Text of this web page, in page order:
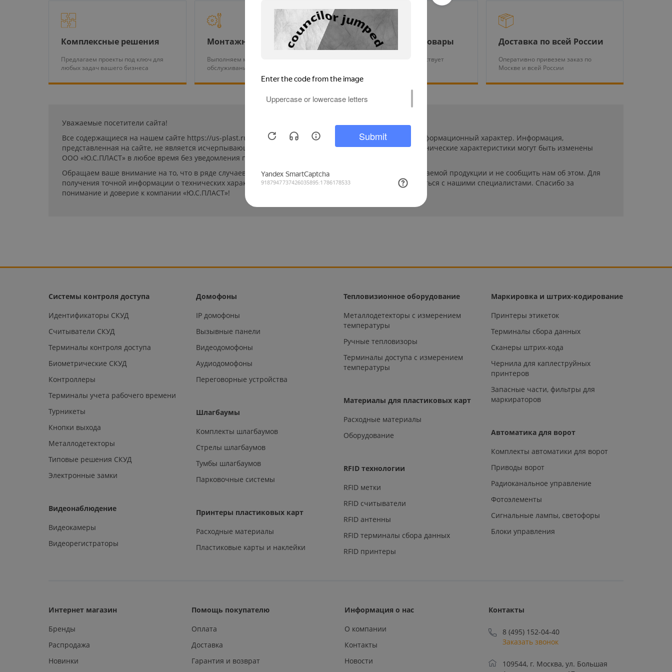
Комплексные решения
Предлагаем проекты под ключ для
любых задач вашего бизнеса
Монтажные работы
Выполняем монтаж и тех.
обслуживание оборудования
Гарантия на все товары
На нашу продукцию действует
Доставка по всей России
Оперативно привезем заказ по
Москве и всей России
Уважаемые посетители сайта!
Все содержащиеся на нашем сайте https://us-plast.ru/ (далее «сайт») сведения носят исключительно информационный характер. Информация,
представленная на сайте, не является исчерпывающей. Указанные на сайте цены, комплектации и технические характеристики могут быть изменены
ООО «Ю.С.ПЛАСТ» в любое время без уведомления пользователей сайта.
Обращаем ваше внимание на то, что в ряде случаев производители могут изменить параметры выпускаемой продукции и не сообщить нам об этом. Для
получения точной информации о технических характеристиках и стоимости товаров необходимо связаться с нашими специалистами. Спасибо за
понимание и доверие к компании «Ю.С.ПЛАСТ»!
Системы контроля доступа
Идентификаторы СКУД
Считыватели СКУД
Терминалы контроля доступа
Биометрические СКУД
Контроллеры
Терминалы учета рабочего времени
Турникеты
Кнопки выхода
Металлодетекторы
Типовые решения СКУД
Электронные замки
Видеонаблюдение
Видеокамеры
Видеорегистраторы
Домофоны
IP домофоны
Вызывные панели
Видеодомофоны
Аудиодомофоны
Переговорные устройства
Шлагбаумы
Комплекты шлагбаумов
Стрелы шлагбаумов
Тумбы шлагбаумов
Парковочные системы
Принтеры пластиковых карт
Расходные материалы
Пластиковые карты и наклейки
Тепловизионное оборудование
Металлодетекторы с измерением
температуры
Ручные тепловизоры
Терминалы доступа с измерением
температуры
Материалы для пластиковых карт
Расходные материалы
Оборудование
RFID технологии
RFID метки
RFID считыватели
RFID антенны
RFID терминалы сбора данных
RFID принтеры
Маркировка и штрих-кодирование
Принтеры этикеток
Терминалы сбора данных
Сканеры штрих-кода
Чернила для каплеструйных
принтеров
Запасные части, фильтры для
маркираторов
Автоматика для ворот
Комплекты автоматики для ворот
Приводы ворот
Радиоканальное управление
Фотоэлементы
Сигнальные лампы, светофоры
Блоки управления
Интернет магазин
Бренды
Распродажа
Новинки
Помощь покупателю
Оплата
Доставка
Гарантия и возврат
Информация о нас
О компании
Контакты
Новости
Контакты
8 (495) 152-04-40
Заказать звонок
109544, г. Москва, ул. Большая